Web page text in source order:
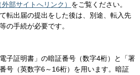
部サイトへリンク） をご覧ください。
転出届の提出をした後は、別途、転入先
の手続が必要です。
子証明書」の暗証番号（数字4桁）と「署
号（英数字6～16桁）を用います。暗証